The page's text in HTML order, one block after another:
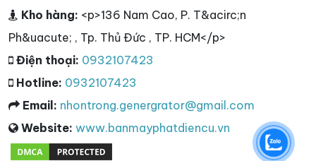
Kho hàng: <p>136 Nam Cao, P. T&acirc;n
Ph&uacute; , Tp. Thủ Đức , TP. HCM</p>
Điện thoại: 0932107423
Hotline: 0932107423
Email: nhontrong.genergrator@gmail.com
Website: www.banmayphatdiencu.vn